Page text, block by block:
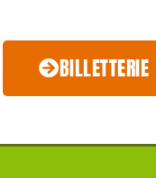
BILLETTERIE